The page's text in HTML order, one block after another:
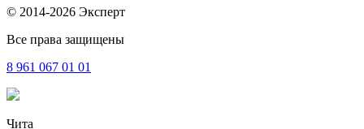
© 2014-2026 Эксперт
Все права защищены
8 961 067 01 01
Чита